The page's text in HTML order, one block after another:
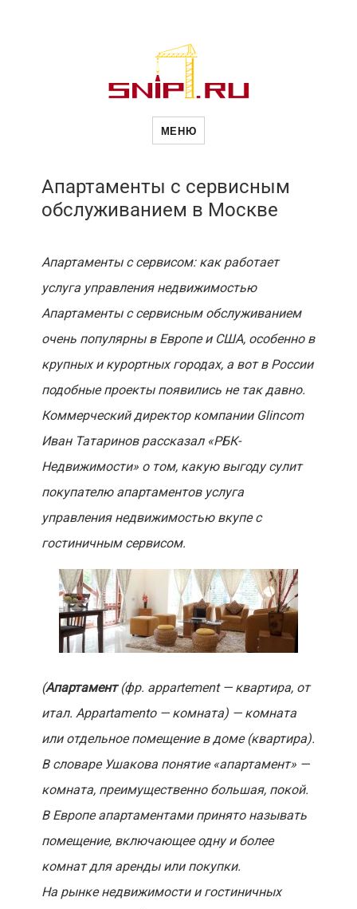
Новое в
МЕНЮ
Апартаменты с сервисным
обслуживанием в Москве
Апартаменты с сервисом: как работает
услуга управления недвижимостью
Апартаменты с сервисным обслуживанием
очень популярны в Европе и США, особенно в
крупных и курортных городах, а вот в России
подобные проекты появились не так давно.
Коммерческий директор компании Glincom
Иван Татаринов рассказал «РБК-
Недвижимости» о том, какую выгоду сулит
покупателю апартаментов услуга
управления недвижимостью вкупе с
гостиничным сервисом.
(Апартамент(фр. appartement — квартира, от
итал. Appartamento — комната) — комната
или отдельное помещение в доме (квартира).
В словаре Ушакова понятие «апартамент» —
комната, преимущественно большая, покой.
В Европе апартаментами принято называть
помещение, включающее одну и более
комнат для аренды или покупки.
На рынке недвижимости и гостиничных